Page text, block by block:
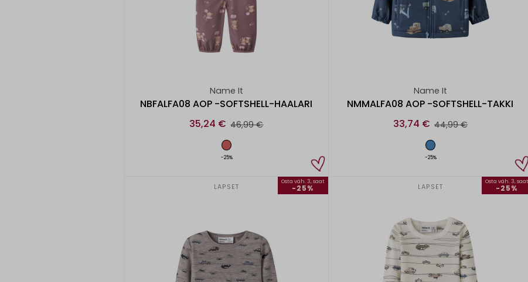
Name It
NBFALFA08 AOP -SOFTSHELL-HAALARI
35,24 € 46,99 €
-25%
Name It
NMMALFA08 AOP -SOFTSHELL-TAKKI
33,74 € 44,99 €
-25%
LAPSET
Osta väh. 3, saat
-25% LAPSET
Osta väh. 3, saat
-25%